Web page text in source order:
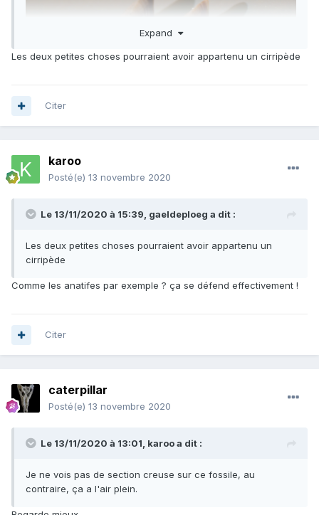
Expand
Les deux petites choses pourraient avoir appartenu un cirripède
Citer
karoo
Posté(e) 13 novembre 2020
Le 13/11/2020 à 15:39, gaeldeploeg a dit :
Les deux petites choses pourraient avoir appartenu un
cirripède
Comme les anatifes par exemple ? ça se défend effectivement !
Citer
caterpillar
Posté(e) 13 novembre 2020
Le 13/11/2020 à 13:01, karooa dit :
Je ne vois pas de section creuse sur ce fossile, au
contraire, ça a l'air plein.